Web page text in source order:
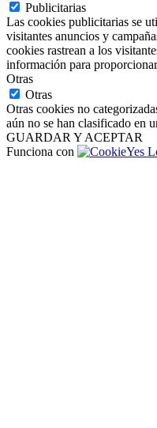
Publicitarias
Las cookies publicitarias se
visitantes anuncios y
cookies rastrean a los
información para
Otras
Otras
Otras cookies no
aún no se han clasificado en
GUARDAR Y ACEPTAR
Funciona con